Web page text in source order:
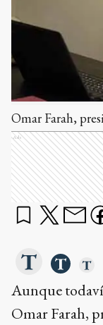
Omar Farah,
Ads
Aunque
Omar Farah,